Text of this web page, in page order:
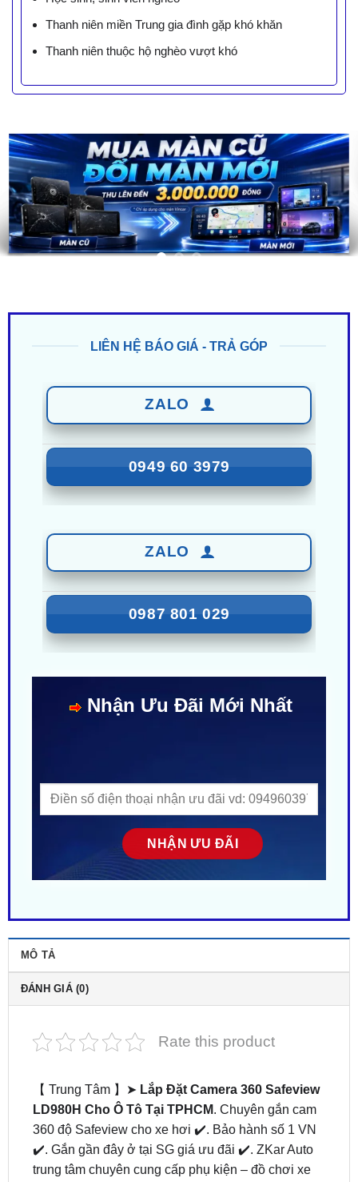
Thanh niên miền Trung gia đình gặp khó khăn
Thanh niên thuộc hộ nghèo vượt khó
0949 60 3979
0987 801 029
ĐÁNH GIÁ (0)
【 Trung Tâm 】➤Lắp Đặt Camera 360 Safeview
360 độ Safeview cho xe hơi ✔️. Bảo hành số 1 VN
✔️. Gắn gần đây ở tại SG giá ưu đãi ✔️. ZKar Auto
trung tâm chuyên cung cấp phụ kiện – đồ chơi xe
hơi cao cấp, chính hãng uy tín. Bảo hành chuẩn
mực dài hạn. Hỗ trợ khách hãng trọn đời. Liên hệ